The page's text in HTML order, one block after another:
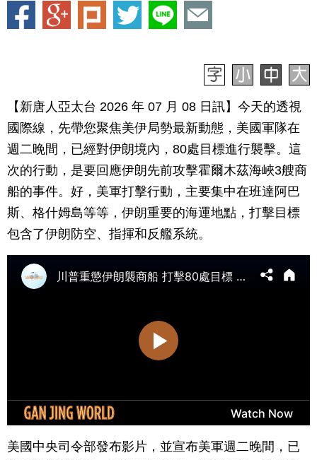
【新唐人亞太台 2026 年 07 月 08 日訊】今天的透視
國際線，先帶您聚焦美伊局勢最新動態，美國軍隊在
週二晚間，已經對伊朗境內，80處目標進行襲擊。這
次的行動，是要回應伊朗先前攻擊霍爾木茲海峽3艘商
船的事件。好，美軍打擊行動，主要集中在班達阿巴
斯、格什姆島等等，伊朗重要的海運地點，打擊目標
包含了伊朗防空、指揮和反艦系統。
美國中央司令部發布影片，並宣布美軍週二晚間，已